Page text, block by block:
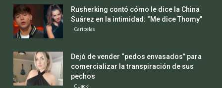
Rusherking contó cómo le dice la China
Suárez en la intimidad: “Me dice Thomy”
Caripelas
Dejó de vender “pedos envasados” para
comercializar la transpiración de sus
pechos
Cuack!